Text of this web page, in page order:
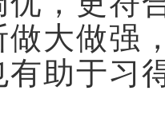
大做强
有助于习